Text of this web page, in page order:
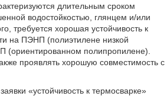
длительным сроком
водостойкостью, глянцем и/или
требуется хорошая устойчивость к
на ПЭНП (полиэтилене низкой
(ориентированном полипропилене).
проявлять хорошую совместимость с
«устойчивость к термосварке»